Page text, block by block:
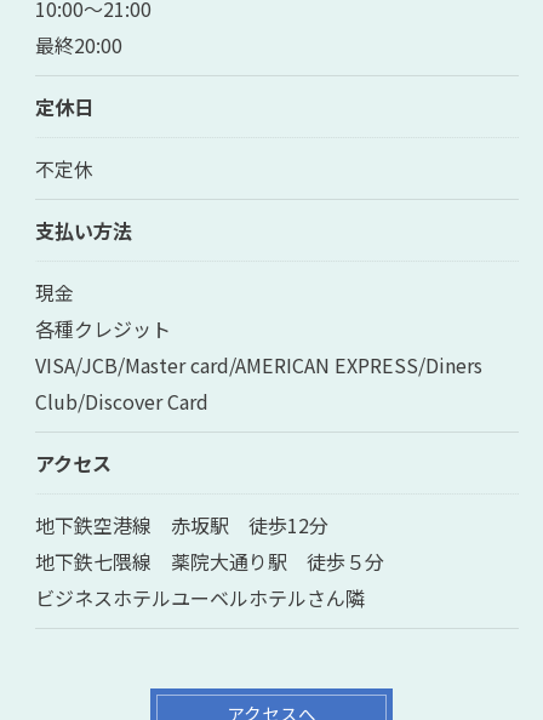
10:00～21:00
最終20:00
定休日
不定休
支払い方法
現金
各種クレジット
VISA/JCB/Master card/AMERICAN EXPRESS/Diners
Club/Discover Card
アクセス
地下鉄空港線 赤坂駅 徒歩12分
地下鉄七隈線 薬院大通り駅 徒歩５分
ビジネスホテルユーベルホテルさん隣
アクセスへ